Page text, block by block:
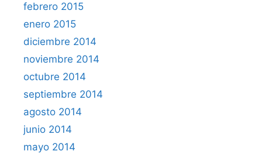
febrero 2015
enero 2015
diciembre 2014
noviembre 2014
octubre 2014
septiembre 2014
agosto 2014
junio 2014
mayo 2014